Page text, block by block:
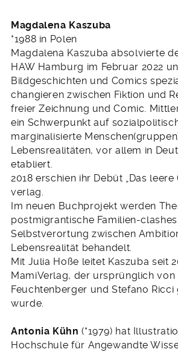
Magdalena Kaszuba
*1988 in Polen
Magdalena Kaszuba absolvierte
HAW Hamburg im Februar 2022
Bildgeschichten und Comics
changieren zwischen Fiktion und
freier Zeichnung und Comic.
ein Schwerpunkt auf
marginalisierte
Lebensrealitäten, vor allem in
etabliert.
2018 erschien ihr Debüt „Das leere
verlag.
Im neuen Buchprojekt werden
postmigrantische Familien-
Selbstverortung zwischen
Lebensrealität behandelt.
Mit Julia Hoße leitet Kaszuba seit
MamiVerlag, der ursprünglich von
Feuchtenberger und Stefano
wurde.
Antonia Kühn (*1979) hat
Hochschule für Angewandte